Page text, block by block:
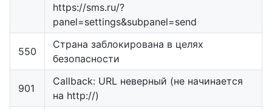
https://sms.ru/?
panel=settings&subpanel=send
550
Страна заблокирована в целях
безопасности
901
Callback: URL неверный (не начинается
на http://)